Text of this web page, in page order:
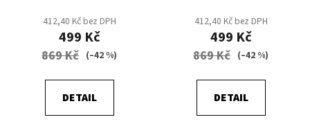
412,40 Kč bez DPH
499 Kč
869 Kč (–42 %)
DETAIL
412,40 Kč bez DPH
499 Kč
869 Kč (–42 %)
DETAIL